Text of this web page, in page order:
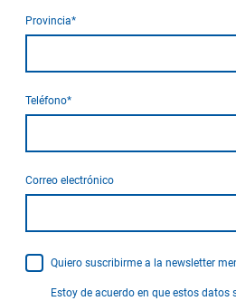
Provincia*
Teléfono*
Correo electrónico
Quiero suscribirme a la newsletter
Estoy de acuerdo en que estos datos